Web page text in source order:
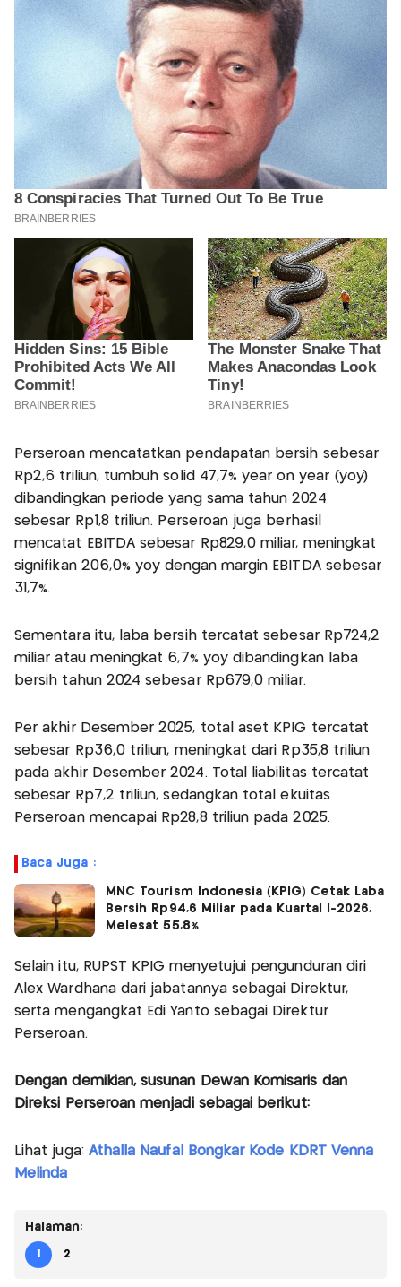
Perseroan mencatatkan pendapatan bersih sebesar
Rp2,6 triliun, tumbuh solid 47,7% year on year (yoy)
dibandingkan periode yang sama tahun 2024
sebesar Rp1,8 triliun. Perseroan juga berhasil
mencatat EBITDA sebesar Rp829,0 miliar, meningkat
signifikan 206,0% yoy dengan margin EBITDA sebesar
31,7%.
Sementara itu, laba bersih tercatat sebesar Rp724,2
miliar atau meningkat 6,7% yoy dibandingkan laba
bersih tahun 2024 sebesar Rp679,0 miliar.
Per akhir Desember 2025, total aset KPIG tercatat
sebesar Rp36,0 triliun, meningkat dari Rp35,8 triliun
pada akhir Desember 2024. Total liabilitas tercatat
sebesar Rp7,2 triliun, sedangkan total ekuitas
Perseroan mencapai Rp28,8 triliun pada 2025.
Baca Juga :
MNC Tourism Indonesia (KPIG) Cetak Laba
Bersih Rp94,6 Miliar pada Kuartal I-2026,
Melesat 55,8%
Selain itu, RUPST KPIG menyetujui pengunduran diri
Alex Wardhana dari jabatannya sebagai Direktur,
serta mengangkat Edi Yanto sebagai Direktur
Perseroan.
Dengan demikian, susunan Dewan Komisaris dan
Direksi Perseroan menjadi sebagai berikut:
Lihat juga: Athalla Naufal Bongkar Kode KDRT Venna
Melinda
Halaman:
1 2